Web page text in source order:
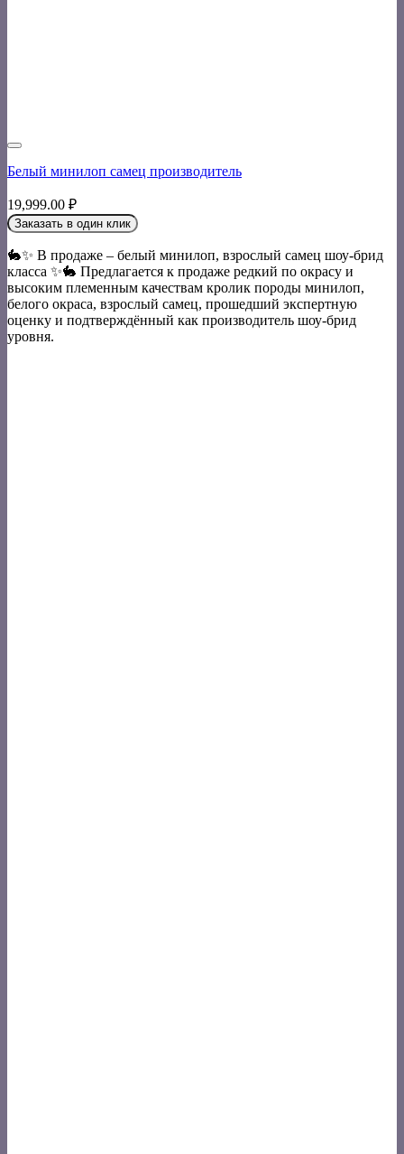
Белый минилоп самец производитель
19,999.00 ₽
Заказать в один клик
🐇✨ В продаже – белый минилоп, взрослый самец шоу-брид
класса ✨🐇 Предлагается к продаже редкий по окрасу и
высоким племенным качествам кролик породы минилоп,
белого окраса, взрослый самец, прошедший экспертную
оценку и подтверждённый как производитель шоу-брид
уровня.